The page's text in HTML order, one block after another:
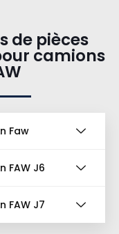
de pièces
camions
Faw
FAW J6
FAW J7